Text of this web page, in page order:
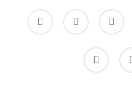
facebook
google-
plus
instagram
phone email